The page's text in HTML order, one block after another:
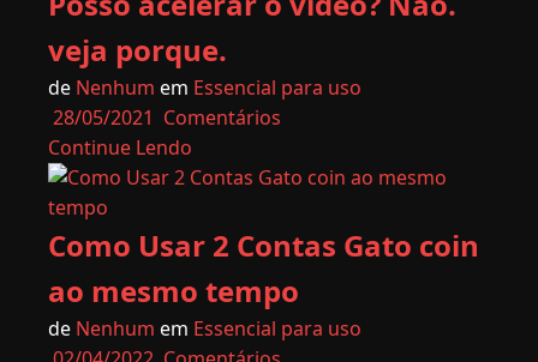
veja porque.
de Nenhum em Essencial para uso
28/05/2021 Comentários
Continue Lendo
Como Usar 2 Contas Gato coin
ao mesmo tempo
de Nenhum em Essencial para uso